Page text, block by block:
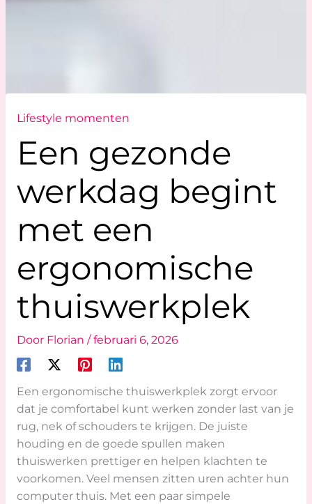
Lifestyle momenten
Een gezonde
werkdag begint
met een
ergonomische
thuiswerkplek
Door Florian /februari 6, 2026
Een ergonomische thuiswerkplek zorgt ervoor
dat je comfortabel kunt werken zonder last van je
rug, nek of schouders te krijgen. De juiste
houding en de goede spullen maken
thuiswerken prettiger en helpen klachten te
voorkomen. Veel mensen zitten uren achter hun
computer thuis. Met een paar simpele